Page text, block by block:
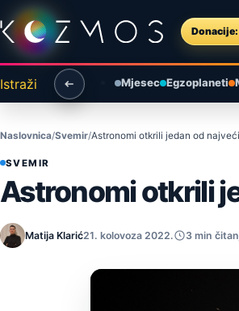
Preskoči na sadržaj
Donacije:
Istraži Mjesec Egzoplaneti
Naslovnica Svemir Astronomi otkrili jedan od
SVEMIR
Astronomi otkrili
Matija Klarić21. kolovoza 2022. 3 min